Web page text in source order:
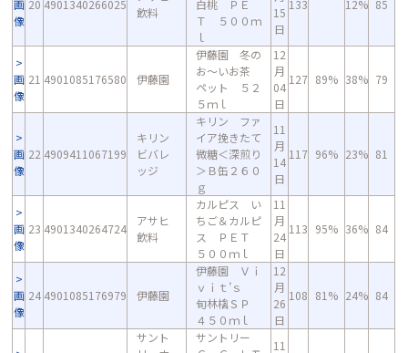
画
像
20 4901340266025
飲料
白桃 ＰＥ
Ｔ ５００ｍ
ｌ
15
日
133 12% 85
画
像
21 4901085176580 伊藤園
伊藤園 冬の
お～いお茶
ペット ５２
５ｍｌ
12
月
04
日
127 89% 38% 79
画
像
22 4909411067199
キリン
ビバレ
ッジ
キリン ファ
イア挽きたて
微糖＜深煎り
＞Ｂ缶２６０
ｇ
11
月
14
日
117 96% 23% 81
画
像
23 4901340264724
アサヒ
飲料
カルピス い
ちご＆カルピ
ス ＰＥＴ
５００ｍｌ
11
月
24
日
113 95% 36% 84
画
像
24 4901085176979 伊藤園
伊藤園 Ｖｉ
ｖｉｔ’ｓ
旬林檎ＳＰ
４５０ｍｌ
12
月
26
日
108 81% 24% 84
サント
サントリー
11